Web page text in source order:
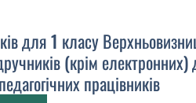
для 1 класу
(крім
працівників